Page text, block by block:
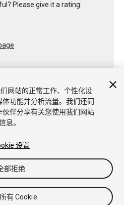
Please give it a rating:
Publication 2021.1
不要出售或分享我的个人信息
网站的正常工作、个性化设
功能并分析流量。我们还同
伴分享有关您使用我们网站
息。
设置
部拒绝
有 Cookie